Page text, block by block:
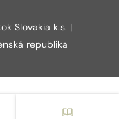
Slovakia k.s. |
republika